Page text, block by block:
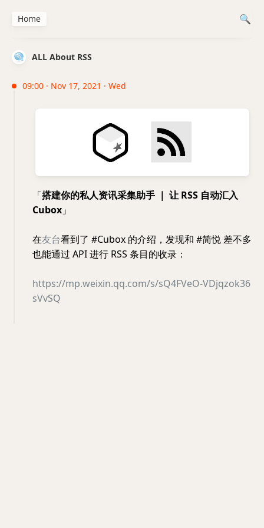
ALL About RSS
09:00 · Nov 17, 2021 · Wed
「搭建你的私人资讯采集助手 ｜ 让 RSS 自动汇入
Cubox 」
在友台看到了 #Cubox 的介绍，发现和 #简悦 差不多
也能通过 API 进行 RSS 条目的收录：
https://mp.weixin.qq.com/s/sQ4FVeO-VDjqzok36
sVvSQ
Home